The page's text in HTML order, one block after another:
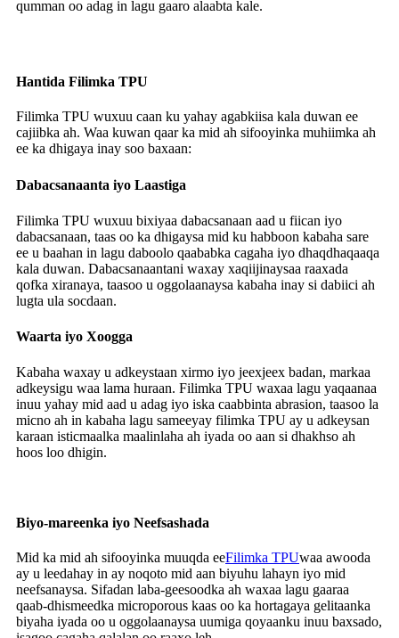
qumman oo adag in lagu gaaro alaabta kale.
Hantida Filimka TPU
Filimka TPU wuxuu caan ku yahay agabkiisa kala duwan ee
cajiibka ah. Waa kuwan qaar ka mid ah sifooyinka muhiimka ah
ee ka dhigaya inay soo baxaan:
Dabacsanaanta iyo Laastiga
Filimka TPU wuxuu bixiyaa dabacsanaan aad u fiican iyo
dabacsanaan, taas oo ka dhigaysa mid ku habboon kabaha sare
ee u baahan in lagu daboolo qaababka cagaha iyo dhaqdhaqaaqa
kala duwan. Dabacsanaantani waxay xaqiijinaysaa raaxada
qofka xiranaya, taasoo u oggolaanaysa kabaha inay si dabiici ah
lugta ula socdaan.
Waarta iyo Xoogga
Kabaha waxay u adkeystaan ​​xirmo iyo jeexjeex badan, markaa
adkeysigu waa lama huraan. Filimka TPU waxaa lagu yaqaanaa
inuu yahay mid aad u adag iyo iska caabbinta abrasion, taasoo la
micno ah in kabaha lagu sameeyay filimka TPU ay u adkeysan
karaan isticmaalka maalinlaha ah iyada oo aan si dhakhso ah
hoos loo dhigin.
Biyo-mareenka iyo Neefsashada
Mid ka mid ah sifooyinka muuqda eeFilimka TPUwaa awooda
ay u leedahay in ay noqoto mid aan biyuhu lahayn iyo mid
neefsanaysa. Sifadan laba-geesoodka ah waxaa lagu gaaraa
qaab-dhismeedka microporous kaas oo ka hortagaya gelitaanka
biyaha iyada oo u oggolaanaysa uumiga qoyaanku inuu baxsado,